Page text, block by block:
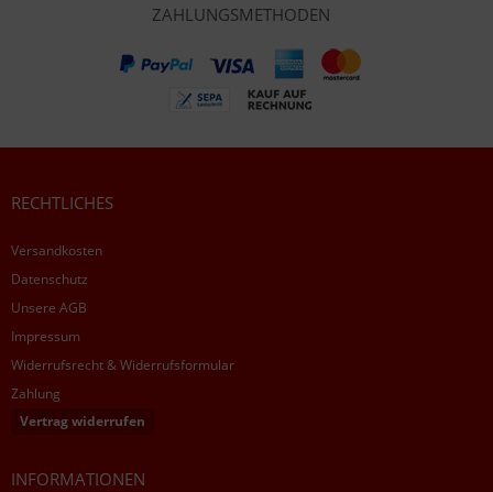
ZAHLUNGSMETHODEN
RECHTLICHES
Versandkosten
Datenschutz
Unsere AGB
Impressum
Widerrufsrecht & Widerrufsformular
Zahlung
Vertrag widerrufen
INFORMATIONEN